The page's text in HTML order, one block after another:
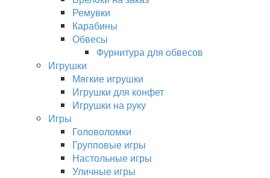
Ремувки
Карабины
Обвесы
Фурнитура для обвесов
Игрушки
Мягкие игрушки
Игрушки для конфет
Игрушки на руку
Игры
Головоломки
Групповые игры
Настольные игры
Уличные игры